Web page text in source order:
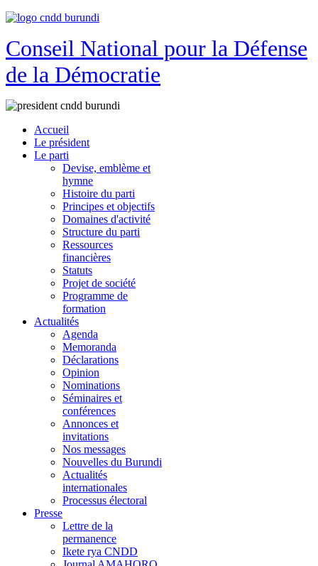
Conseil National pour la Défense
de la Démocratie
Accueil
Le président
Le parti
Devise, emblème et
hymne
Histoire du parti
Principes et objectifs
Domaines d'activité
Structure du parti
Ressources
financières
Statuts
Projet de société
Programme de
formation
Actualités
Agenda
Memoranda
Déclarations
Opinion
Nominations
Séminaires et
conférences
Annonces et
invitations
Nos messages
Nouvelles du Burundi
Actualités
internationales
Processus électoral
Presse
Lettre de la
permanence
Ikete rya CNDD